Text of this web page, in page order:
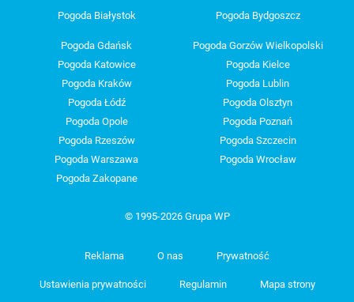
Pogoda Białystok Pogoda Bydgoszcz
Pogoda Gdańsk
Pogoda Gorzów Wielkopolski
Pogoda Katowice
Pogoda Kielce
Pogoda Kraków
Pogoda Lublin
Pogoda Łódź
Pogoda Olsztyn
Pogoda Opole
Pogoda Poznań
Pogoda Rzeszów
Pogoda Szczecin
Pogoda Warszawa
Pogoda Wrocław
Pogoda Zakopane
© 1995-2026 Grupa WP
Reklama O nas Prywatność
Ustawienia prywatności Regulamin Mapa strony